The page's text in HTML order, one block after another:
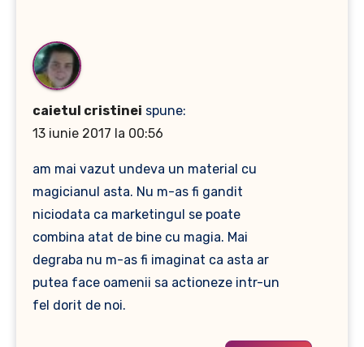
caietul cristinei spune:
13 iunie 2017 la 00:56
am mai vazut undeva un material cu
magicianul asta. Nu m-as fi gandit
niciodata ca marketingul se poate
combina atat de bine cu magia. Mai
degraba nu m-as fi imaginat ca asta ar
putea face oamenii sa actioneze intr-un
fel dorit de noi.